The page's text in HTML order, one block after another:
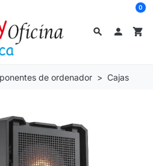
search  shopping_cart
0
de ordenador Cajas